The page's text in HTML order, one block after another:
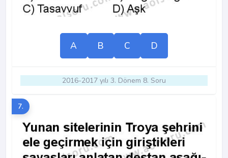
A B C D
2016-2017 yılı 3. Dönem 8. Soru
7.